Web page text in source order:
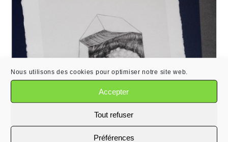
Nous utilisons des cookies pour optimiser notre site web.
Accepter
Tout refuser
Préférences